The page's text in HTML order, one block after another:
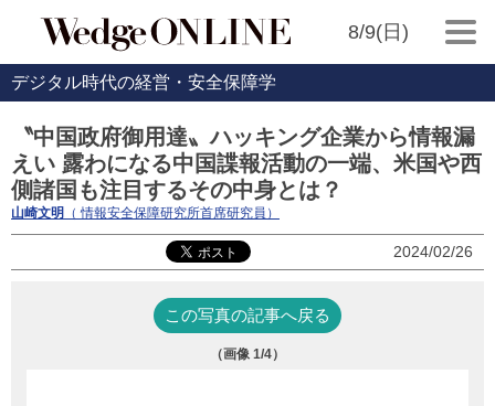
8/9(日)
デジタル時代の経営・安全保障学
〝中国政府御用達〟ハッキング企業から情報漏
えい 露わになる中国諜報活動の一端、米国や西
側諸国も注目するその中身とは？
山崎文明 （ 情報安全保障研究所首席研究員）
2024/02/26
この写真の記事へ戻る
（画像 1/4）